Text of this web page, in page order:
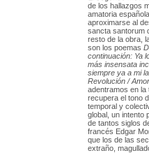
de los hallazgos
amatoria
aproximarse al
sancta santorum
resto de la obra,
son los poemas
continuación: Ya
más insensata
siempre ya a mi
Revolución /
adentramos en la
recupera el tono
temporal y
global, un intento
de tantos siglos
francés Edgar
que los de las
extraño,